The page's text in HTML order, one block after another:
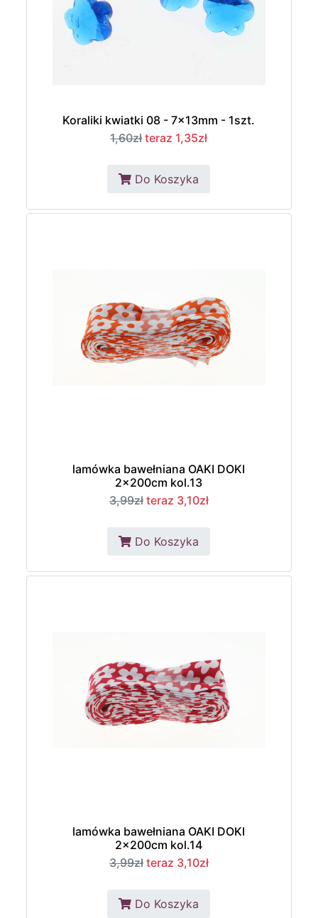
Koraliki kwiatki 08 - 7x13mm - 1szt.
1,60zł teraz 1,35zł
Do Koszyka
lamówka bawełniana OAKI DOKI
2x200cm kol.13
3,99zł teraz 3,10zł
Do Koszyka
lamówka bawełniana OAKI DOKI
2x200cm kol.14
3,99zł teraz 3,10zł
Do Koszyka